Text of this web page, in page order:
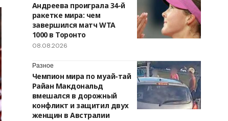
Андреева проиграла 34-й
ракетке мира: чем
завершился матч WTA
1000 в Торонто
08.08.2026
Разное
Чемпион мира по муай-тай
Райан Макдональд
вмешался в дорожный
конфликт и защитил двух
женщин в Австралии